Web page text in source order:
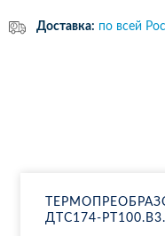
Доставка: по всей
ДТ­С174-